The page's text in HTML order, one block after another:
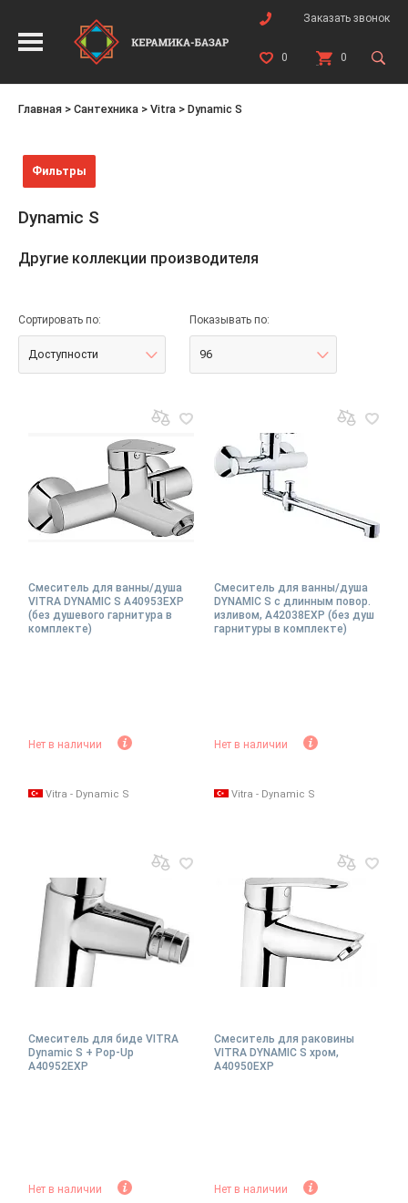
Заказать звонок
0 0
Главная > Сантехника > Vitra > Dynamic S
Фильтры
Dynamic S
Другие коллекции производителя
Сортировать по:
Доступности
Показывать по:
96
Смеситель для ванны/душа
VITRA DYNAMIC S A40953EXP
(без душевого гарнитура в
комплекте)
Нет в наличии
Vitra - Dynamic S
Смеситель для ванны/душа
DYNAMIC S с длинным повор.
изливом, A42038EXP (без душ
гарнитуры в комплекте)
Нет в наличии
Vitra - Dynamic S
Смеситель для биде VITRA
Dynamic S + Pop-Up
A40952EXP
Нет в наличии
Смеситель для раковины
VITRA DYNAMIC S хром,
A40950EXP
Нет в наличии